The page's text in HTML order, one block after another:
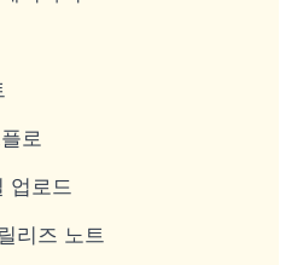
로
업로드
리즈 노트